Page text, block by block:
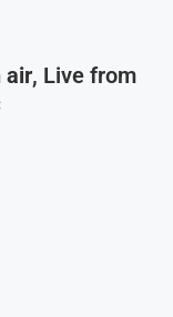
air, Live from